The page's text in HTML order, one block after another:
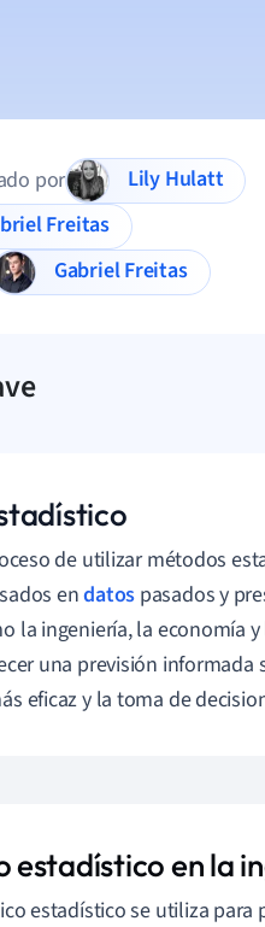
por
Lily Hulatt
Freitas
Gabriel Freitas
de utilizar métodos
endatos pasados y
la ingeniería, la economía
una previsión informada
eficaz y la toma de
en la
estadístico se utiliza para